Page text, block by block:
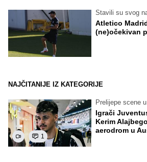
Stavili su svog
Atletico
(ne)očekivan
NAJČITANIJE IZ KATEGORIJE
1
Prelijepe scene
Igrači
Kerim
aerodrom u